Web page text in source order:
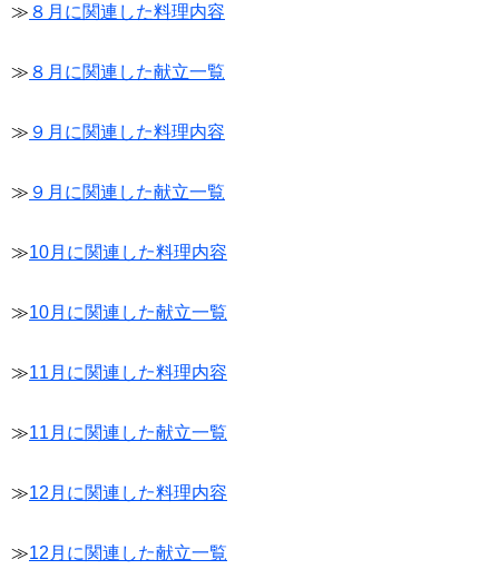
≫ ８月に関連した料理内容
≫ ８月に関連した献立一覧
≫ ９月に関連した料理内容
≫ ９月に関連した献立一覧
≫10月に関連した料理内容
≫10月に関連した献立一覧
≫11月に関連した料理内容
≫11月に関連した献立一覧
≫12月に関連した料理内容
≫12月に関連した献立一覧